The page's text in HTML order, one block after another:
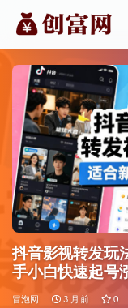
抖音影视转发玩
手小白快速起号
冒泡网 3 月前 0